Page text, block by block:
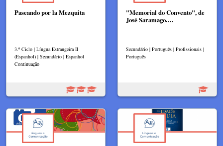
Paseando por la Mezquita
3.º Ciclo | Língua Estrangeira II
(Espanhol) | Secundário | Espanhol
Continuação
"Memorial do Convento", de
José Saramago.…
Secundário | Português | Profissionais |
Português